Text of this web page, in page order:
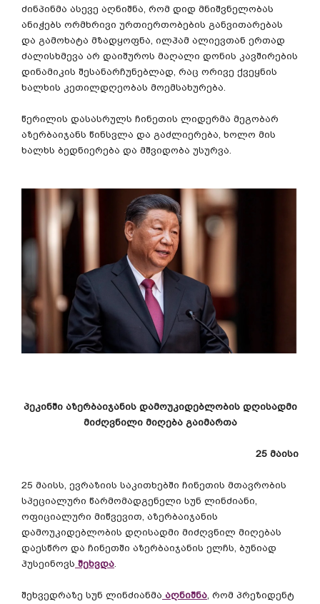
ძინპინმა ასევე აღნიშნა, რომ დიდ მნიშვნელობას
ანიჭებს ორმხრივი ურთიერთობების განვითარებას
და გამოხატა მზადყოფნა, ილჰამ ალიევთან ერთად
ძალისხმევა არ დაიშუროს მაღალი დონის კავშირების
დინამიკის შესანარჩუნებლად, რაც ორივე ქვეყნის
ხალხის კეთილდღეობას მოემსახურება.
წერილის დასასრულს ჩინეთის ლიდერმა მეგობარ
აზერბაიჯანს წინსვლა და გაძლიერება, ხოლო მის
ხალხს ბედნიერება და მშვიდობა უსურვა.
პეკინში აზერბაიჯანის დამოუკიდებლობის დღისადმი
მიძღვნილი მიღება გაიმართა
25 მაისი
25 მაისს ევრაზიის საკითხებში ჩინეთის მთავრობის
სპეციალური წარმომადგენელი სუნ ლინძიანი
ოფიციალური მიწვევით აზერბაიჯანის
დამოუკიდებლობის დღისადმი მიძღვნილ მიღებას
დაესწრო და ჩინეთში აზერბაიჯანის ელჩს ბუნიად
ჰუსეინოვს შეხვდა
შეხვედრაზე სუნ ლინძიანმა აღნიშნა რომ პრეზიდენტ